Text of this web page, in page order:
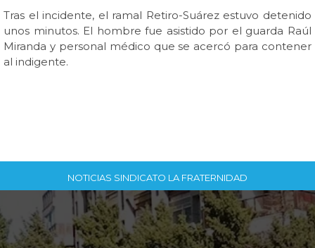
Tras el incidente, el ramal Retiro-Suárez estuvo detenido
unos minutos. El hombre fue asistido por el guarda Raúl
Miranda y personal médico que se acercó para contener
al indigente.
NOTICIAS SINDICATO LA FRATERNIDAD